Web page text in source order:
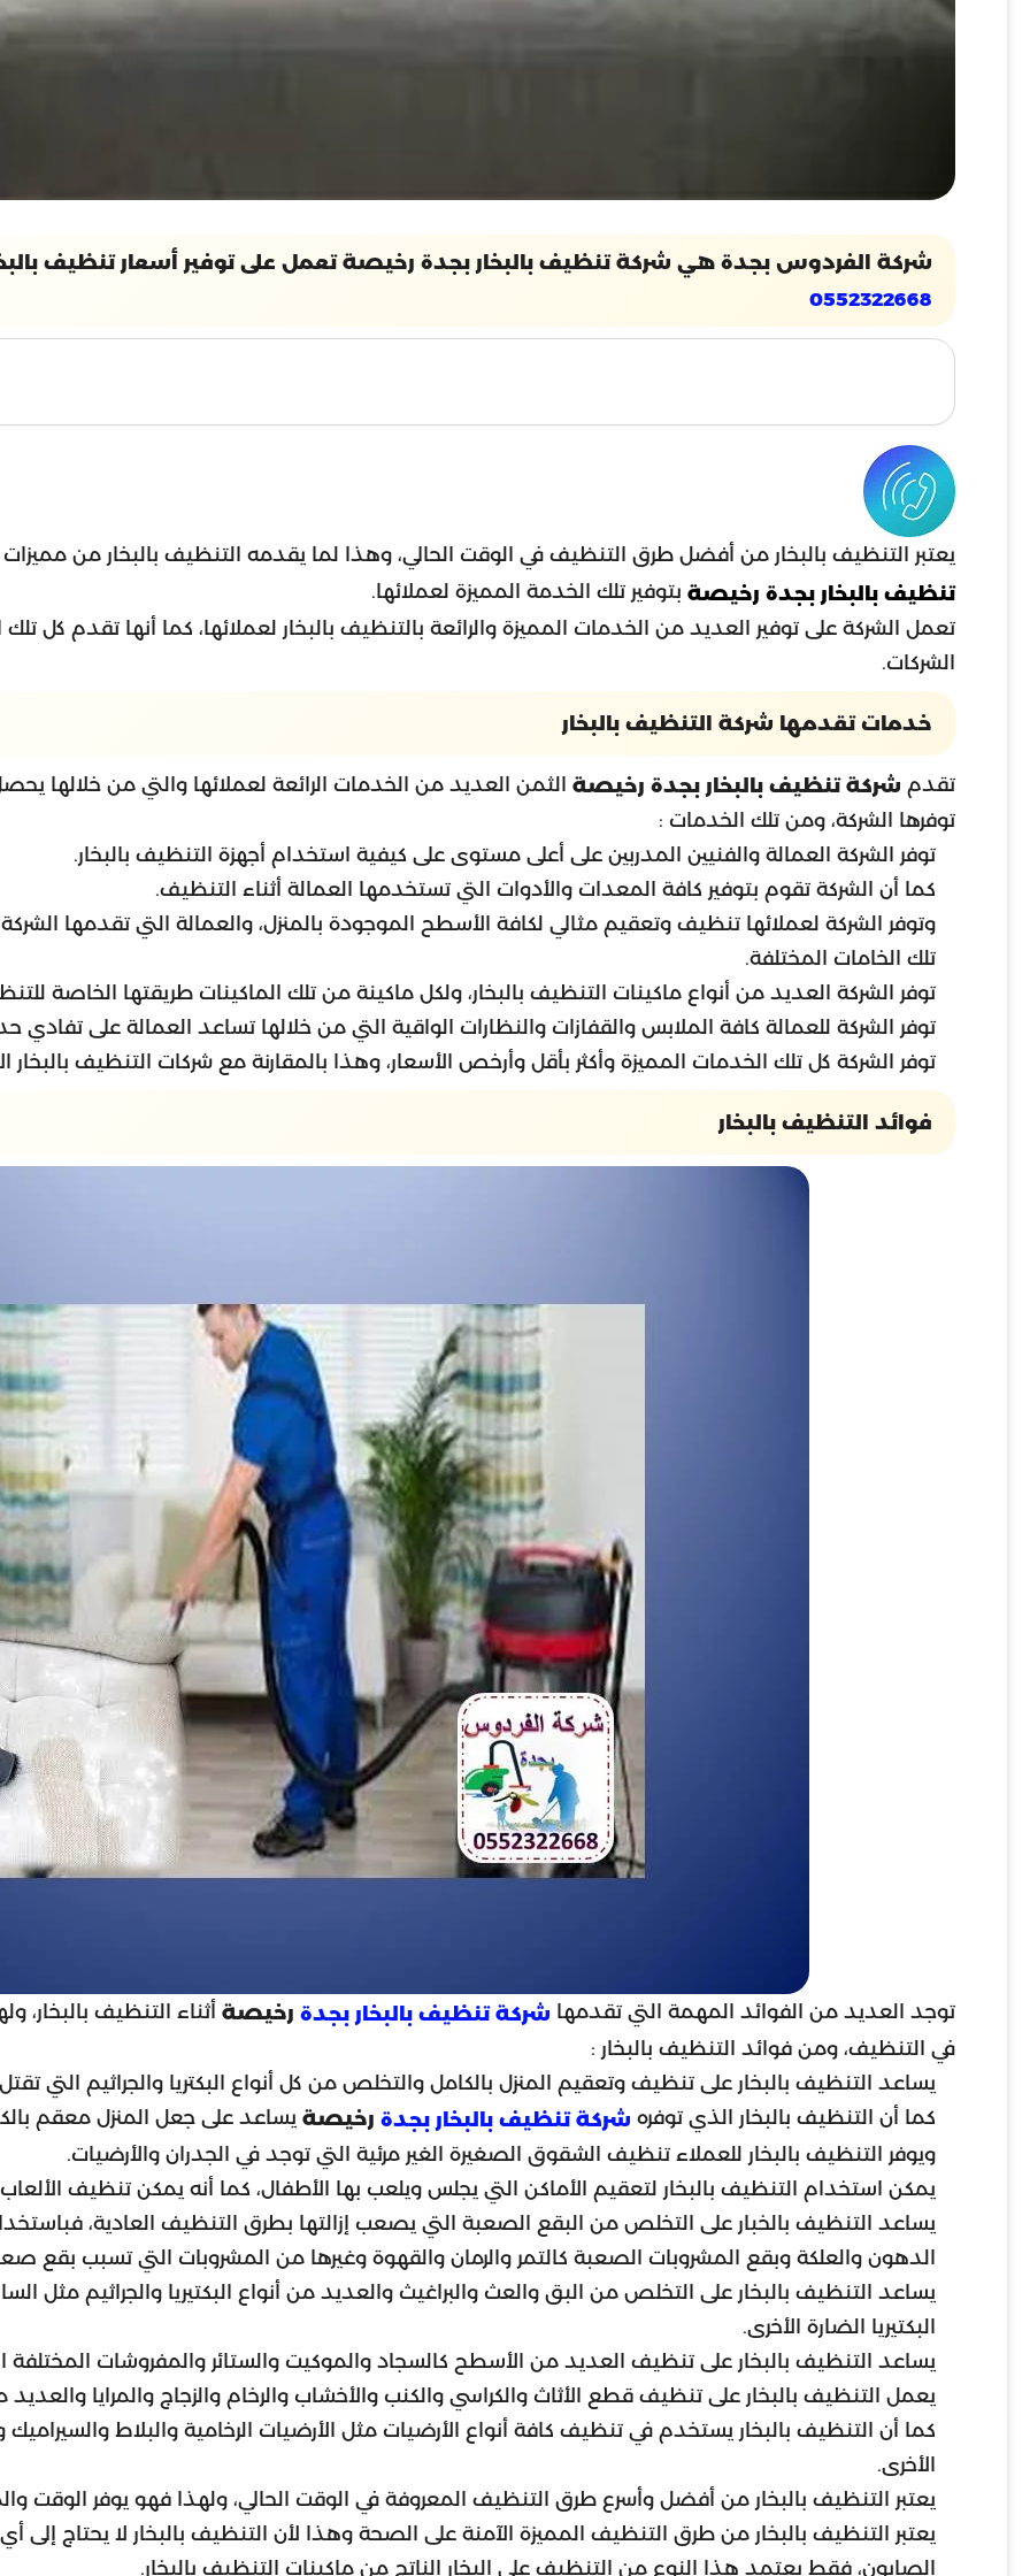
شركة الفردوس بجدة هي شركة تنظيف بالبخار بجدة رخيصة تعمل على توفير أسعار تنظيف
0552322668
يعتبر التنظيف بالبخار من أفضل طرق التنظيف في الوقت الحالي، وهذا لما يقدمه التنظيف بالبخار من
تنظيف بالبخار بجدة رخيصة بتوفير تلك الخدمة المميزة لعملائها.
تعمل الشركة على توفير العديد من الخدمات المميزة والرائعة بالتنظيف بالبخار لعملائها، كما أنها تقدم كل
الشركات.
خدمات تقدمها شركة التنظيف بالبخار
تقدم شركة تنظيف بالبخار بجدة رخيصة الثمن العديد من الخدمات الرائعة لعملائها والتي من خلالها
توفرها الشركة، ومن تلك الخدمات :
توفر الشركة العمالة والفنيين المدربين على أعلى مستوى على كيفية استخدام أجهزة التنظيف بالبخار.
كما أن الشركة تقوم بتوفير كافة المعدات والأدوات التي تستخدمها العمالة أثناء التنظيف.
وتوفر الشركة لعملائها تنظيف وتعقيم مثالي لكافة الأسطح الموجودة بالمنزل، والعمالة التي تقدمها
تلك الخامات المختلفة.
توفر الشركة العديد من أنواع ماكينات التنظيف بالبخار، ولكل ماكينة من تلك الماكينات طريقتها الخاصة
توفر الشركة للعمالة كافة الملابس والقفازات والنظارات الواقية التي من خلالها تساعد العمالة على
توفر الشركة كل تلك الخدمات المميزة وأكثر بأقل وأرخص الأسعار، وهذا بالمقارنة مع شركات التنظيف بالبخار
فوائد التنظيف بالبخار
توجد العديد من الفوائد المهمة التي تقدمها شركة تنظيف بالبخار بجدة رخيصة أثناء التنظيف بالبخار،
في التنظيف، ومن فوائد التنظيف بالبخار :
يساعد التنظيف بالبخار على تنظيف وتعقيم المنزل بالكامل والتخلص من كل أنواع البكتريا والجراثيم التي تقتل
كما أن التنظيف بالبخار الذي توفره شركة تنظيف بالبخار بجدة رخيصة يساعد على جعل المنزل معقم
ويوفر التنظيف بالبخار للعملاء تنظيف الشقوق الصغيرة الغير مرئية التي توجد في الجدران والأرضيات.
يمكن استخدام التنظيف بالبخار لتعقيم الأماكن التي يجلس ويلعب بها الأطفال، كما أنه يمكن تنظيف
يساعد التنظيف بالخبار على التخلص من البقع الصعبة التي يصعب إزالتها بطرق التنظيف العادية،
الدهون والعلكة وبقع المشروبات الصعبة كالتمر والرمان والقهوة وغيرها من المشروبات التي تسبب بقع
يساعد التنظيف بالبخار على التخلص من البق والعث والبراغيث والعديد من أنواع البكتيريا والجراثيم مثل
البكتيريا الضارة الأخرى.
يساعد التنظيف بالبخار على تنظيف العديد من الأسطح كالسجاد والموكيت والستائر والمفروشات المختلفة
يعمل التنظيف بالبخار على تنظيف قطع الأثاث والكراسي والكنب والأخشاب والرخام والزجاج والمرايا
كما أن التنظيف بالبخار يستخدم في تنظيف كافة أنواع الأرضيات مثل الأرضيات الرخامية والبلاط والسيراميك
الأخرى.
يعتبر التنظيف بالبخار من أفضل وأسرع طرق التنظيف المعروفة في الوقت الحالي، ولهذا فهو يوفر الوقت
يعتبر التنظيف بالبخار من طرق التنظيف المميزة الآمنة على الصحة وهذا لأن التنظيف بالبخار لا يحتاج إلى
الصابون، فقط يعتمد هذا النوع من التنظيف على البخار الناتج من ماكينات التنظيف بالبخار.